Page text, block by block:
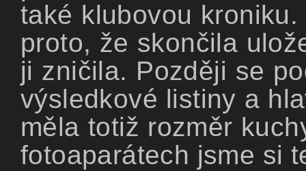
také klubovou
proto, že skončila
ji zničila. Později se
výsledkové listiny a
měla totiž rozměr
fotoaparátech jsme si